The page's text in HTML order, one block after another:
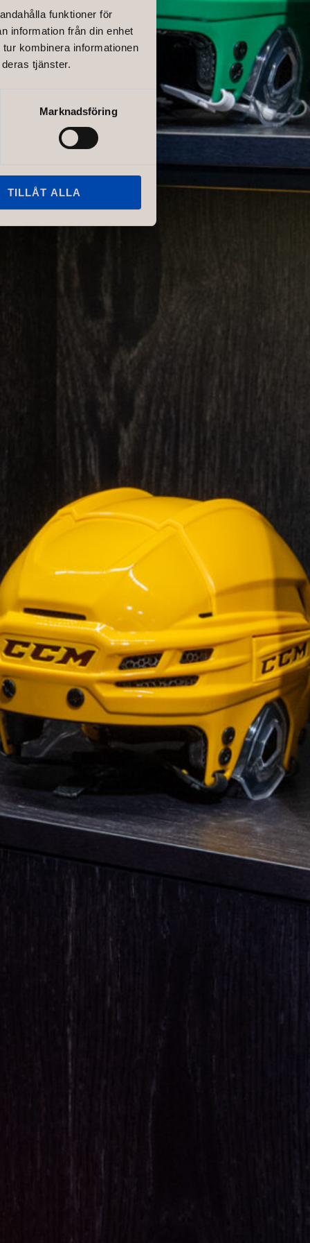
funktioner för
information från din enhet
kombinera informationen
tjänster.
Marknadsföring
TILLÅT ALLA